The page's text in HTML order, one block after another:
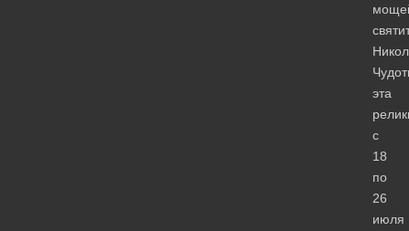
эта
с
18
по
26
июля